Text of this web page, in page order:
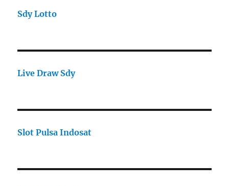
Sdy Lotto
Live Draw Sdy
Slot Pulsa Indosat